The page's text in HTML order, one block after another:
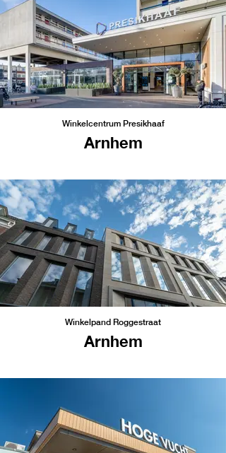
Winkelcentrum Presikhaaf
Arnhem
Winkelpand Roggestraat
Arnhem